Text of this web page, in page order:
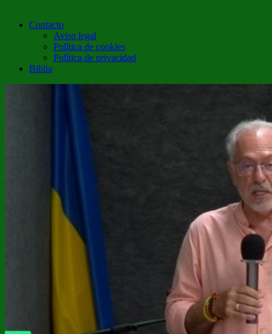
Contacto
Aviso legal
Política de cookies
Política de privacidad
Biblia